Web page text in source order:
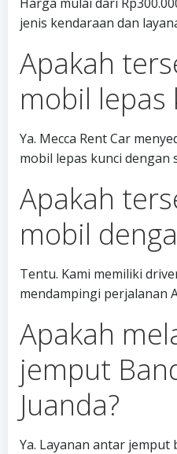
jenis kendaraan dan
Apakah
mobil lepas
Ya. Mecca Rent Car
mobil lepas kunci dengan
Apakah
mobil
Tentu. Kami memiliki
mendampingi perjalanan
Apakah
jemput
Juanda?
Ya. Layanan antar jemput